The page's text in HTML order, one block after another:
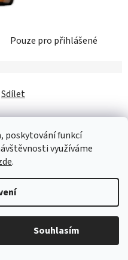
poskytování funkcí
využíváme
.
Souhlasím
Pouze pro přihlášené
Sdílet
. Všechna práva vyhrazena.
cookies